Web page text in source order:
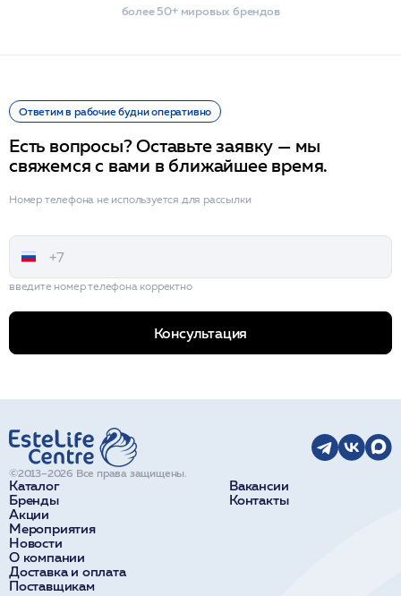
более 50+ мировых брендов
Ответим в рабочие будни оперативно
Есть вопросы? Оставьте заявку — мы
свяжемся с вами в ближайшее время.
Номер телефона не используется для рассылки
введите номер телефона корректно
Консультация
Каталог
Бренды
Акции
Мероприятия
Новости
О компании
Доставка и оплата
Поставщикам
Вакансии
Контакты
©2013–2026 Все права защищены.